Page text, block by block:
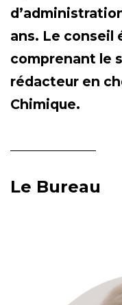
ans. Le conseil
comprenant le
rédacteur en
Chimique.
Le Bureau